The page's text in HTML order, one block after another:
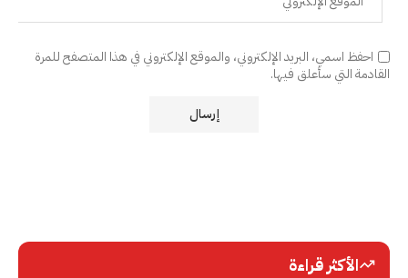
احفظ اسمي، البريد الإلكتروني، والموقع الإلكتروني في هذا المتصفح للمرة
القادمة التي سأعلق فيها.
الأكثر قراءة